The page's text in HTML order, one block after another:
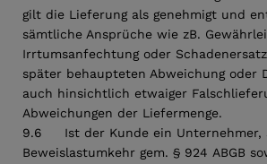
gilt die Lieferung als genehmigt und
sämtliche Ansprüche wie zB.
Irrtumsanfechtung oder
später behaupteten Abweichung oder
auch hinsichtlich etwaiger
Abweichungen der Liefermenge.
9.6 Ist der Kunde ein Unternehmer,
Beweislastumkehr gem. § 924 ABGB